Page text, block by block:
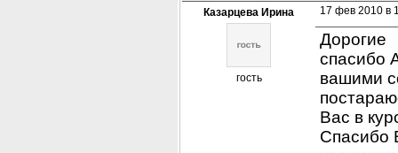
Казарцева Ирина
гость
17 фев 2010 в
Дорогие
спасибо
вашими
Вас в